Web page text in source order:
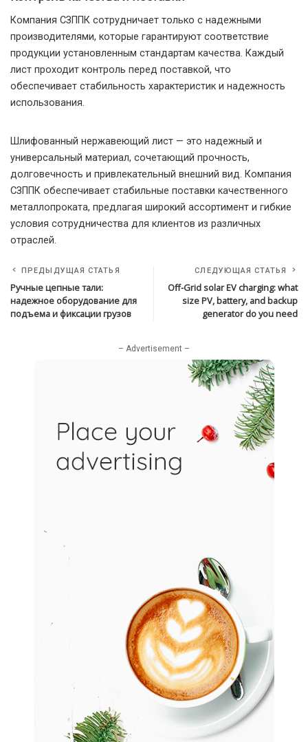
Компания СЗППК сотрудничает только с надежными
производителями, которые гарантируют соответствие
продукции установленным стандартам качества. Каждый
лист проходит контроль перед поставкой, что
обеспечивает стабильность характеристик и надежность
использования.
Шлифованный нержавеющий лист — это надежный и
универсальный материал, сочетающий прочность,
долговечность и привлекательный внешний вид. Компания
СЗППК обеспечивает стабильные поставки качественного
металлопроката, предлагая широкий ассортимент и гибкие
условия сотрудничества для клиентов из различных
отраслей.
ПРЕДЫДУЩАЯ СТАТЬЯ
Ручные цепные тали:
надежное оборудование для
подъема и фиксации грузов
СЛЕДУЮЩАЯ СТАТЬЯ
Off-Grid solar EV charging: what
size PV, battery, and backup
generator do you need
– Advertisement –